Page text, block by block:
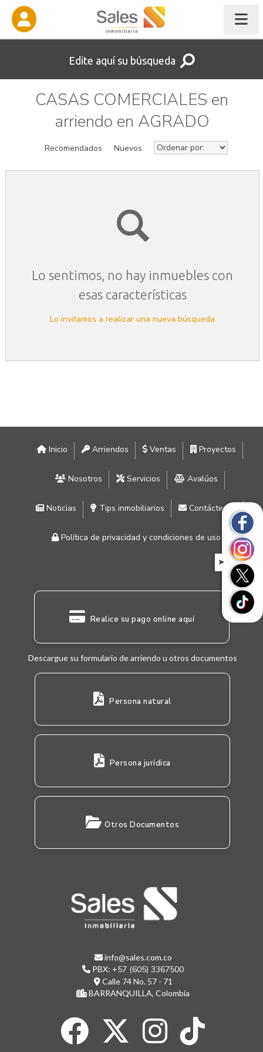
Edite aquí su búsqueda
CASAS COMERCIALES en
arriendo en AGRADO
Recomendados Nuevos
Lo sentimos, no hay inmuebles con
esas características
Lo invitamos a realizar una nueva búsqueda
Inicio Arriendos Ventas Proyectos
Nosotros Servicios Avalúos
Noticias Tips inmobiliarios Contáctenos
Política de privacidad y condiciones de uso
Realice su pago online aquí
Descargue su formulario de arriendo u otros documentos
Persona natural
Persona jurídica
Otros Documentos
info@sales.com.co
PBX: +57 (605) 3367500
Calle 74 No. 57 - 71
BARRANQUILLA, Colombia
➤